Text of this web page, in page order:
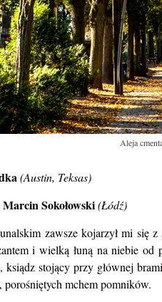
Aleja
(Austin, Teksas)
Sokołowski(Łódź)
zawsze kojarzył mi się
i wielką łuną na niebie
stojący przy głównej
mchem pomników.